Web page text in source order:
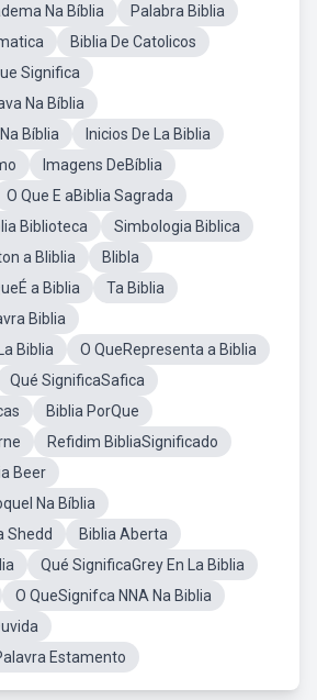
Na Bíblia
Palabra Biblia
Biblia De Catolicos
Significa
Na Bíblia
Bíblia
Inicios De La Biblia
Imagens DeBíblia
O Que E aBiblia Sagrada
Biblioteca
Simbologia Biblica
a Bliblia
Blibla
a Biblia
Ta Biblia
Biblia
Biblia
O QueRepresenta a Biblia
Qué SignificaSafica
Biblia PorQue
Refidim BibliaSignificado
Beer
Na Bíblia
Shedd
Biblia Aberta
Qué SignificaGrey En La Biblia
O QueSignifca NNA Na Biblia
Estamento